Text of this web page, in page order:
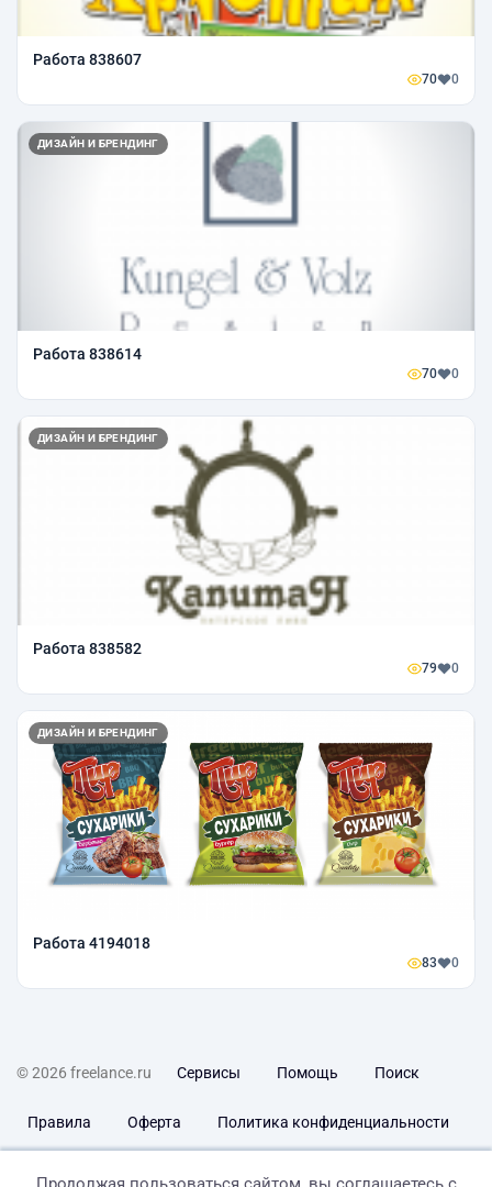
Работа 838607
70 0
ДИЗАЙН И БРЕНДИНГ
Работа 838614
70 0
ДИЗАЙН И БРЕНДИНГ
Работа 838582
79 0
ДИЗАЙН И БРЕНДИНГ
Работа 4194018
83 0
© 2026 freelance.ru Сервисы Помощь Поиск
Правила Оферта Политика конфиденциальности